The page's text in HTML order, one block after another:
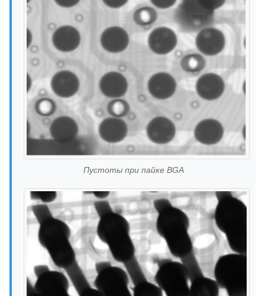
Пустоты при пайке BGA